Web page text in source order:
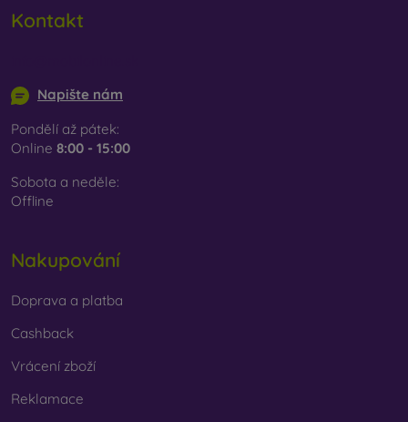
Kontakt
Napište nám
Pondělí až pátek:
Online 8:00 - 15:00
Sobota a neděle:
Offline
Nakupování
Doprava a platba
Cashback
Vrácení zboží
Reklamace